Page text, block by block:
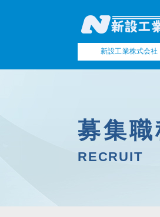
新設工業株式会社
募集職
RECRUIT